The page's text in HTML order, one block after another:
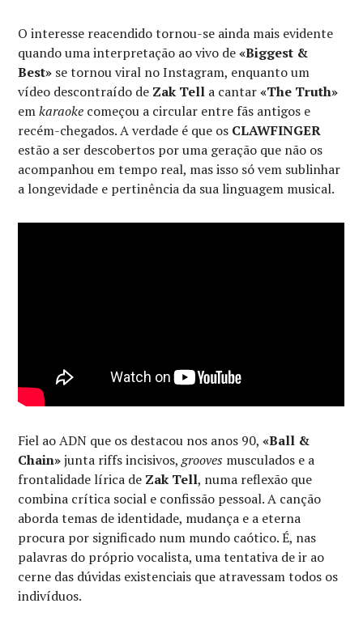
O interesse reacendido tornou-se ainda mais evidente
quando uma interpretação ao vivo de«Biggest &
Best» se tornou viral no Instagram, enquanto um
vídeo descontraído de Zak Tell a cantar«The Truth»
emkaraoke começou a circular entre fãs antigos e
recém-chegados. A verdade é que os CLAWFINGER
estão a ser descobertos por uma geração que não os
acompanhou em tempo real, mas isso só vem sublinhar
a longevidade e pertinência da sua linguagem musical.
Fiel ao ADN que os destacou nos anos 90,«Ball &
Chain»junta riffs incisivos,grooves musculados e a
frontalidade lírica de Zak Tell, numa reflexão que
combina crítica social e confissão pessoal. A canção
aborda temas de identidade, mudança e a eterna
procura por significado num mundo caótico. É, nas
palavras do próprio vocalista, uma tentativa de ir ao
cerne das dúvidas existenciais que atravessam todos os
indivíduos.